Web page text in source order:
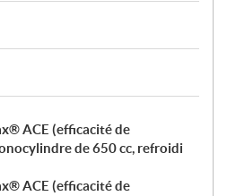
ACE (efficacité de
de 650 cc, refroidi
ACE (efficacité de